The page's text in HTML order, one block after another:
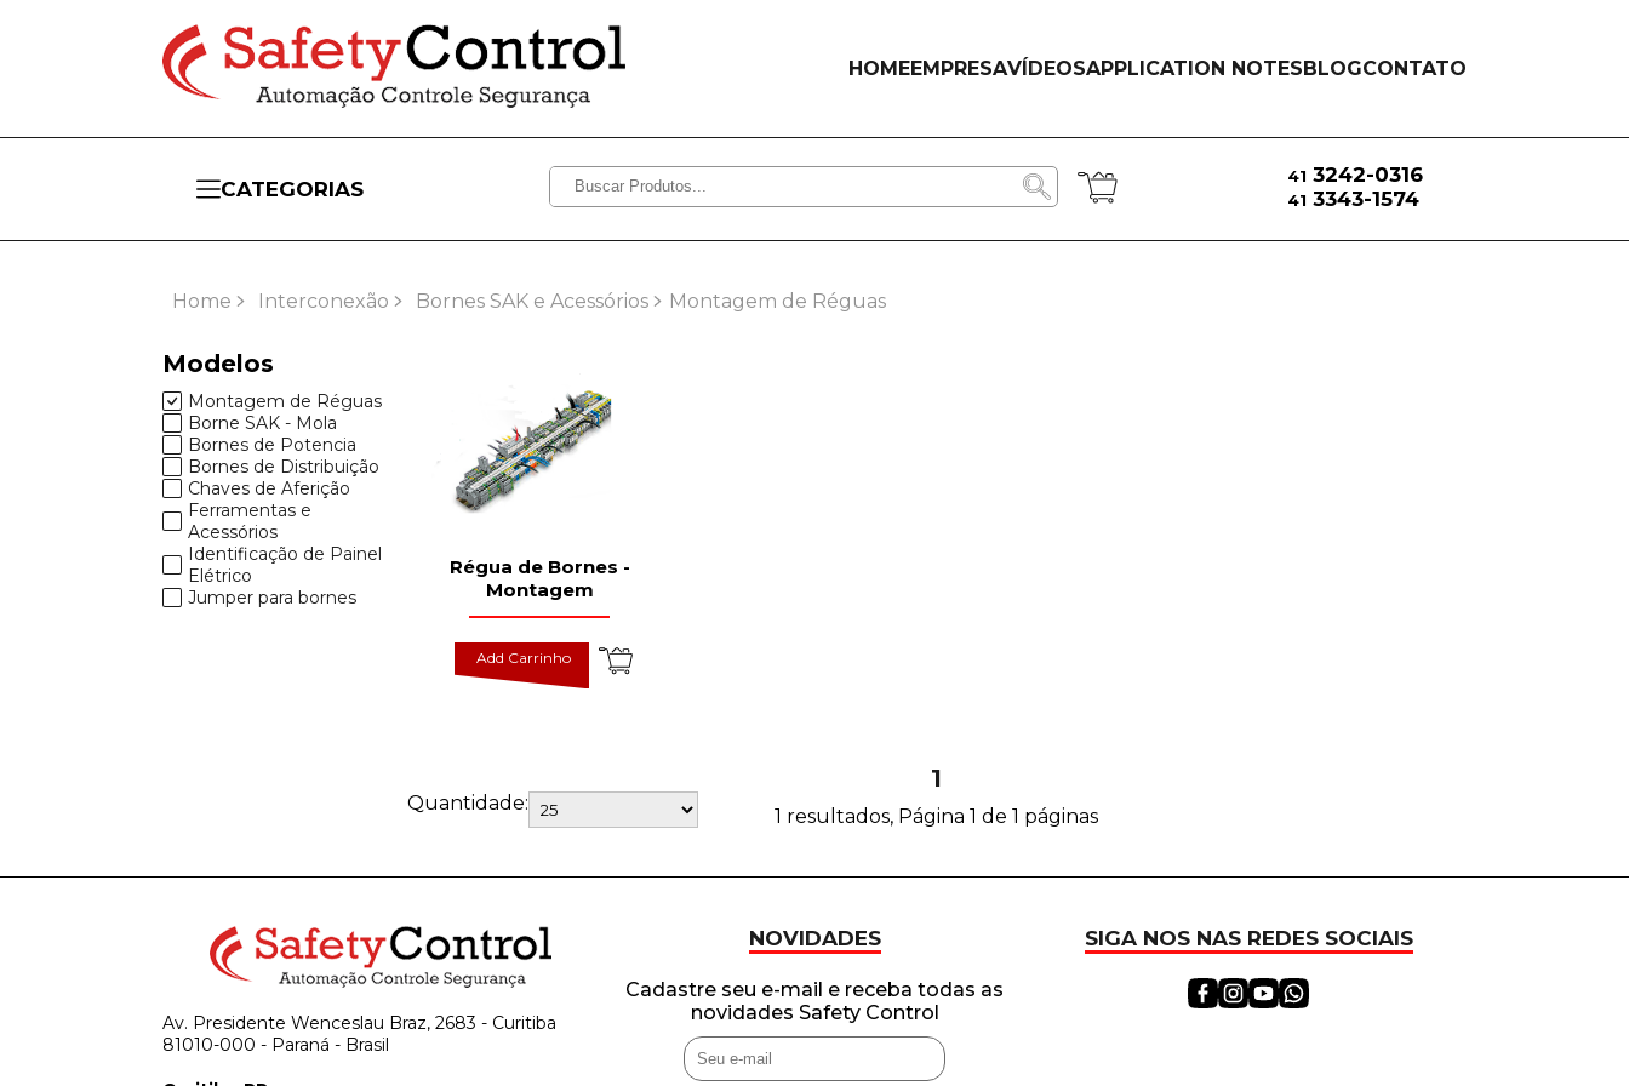
HOMEEMPRESAVÍDEOSAPPLICATION NOTESBLOGCONTATO
CATEGORIAS
41 3242-0316
41 3343-1574
Home Interconexão Bornes SAK e Acessórios Montagem de Réguas
Modelos
Montagem de Réguas
Borne SAK - Mola
Bornes de Potencia
Bornes de Distribuição
Chaves de Aferição
Ferramentas e
Acessórios
Identificação de Painel
Elétrico
Jumper para bornes
Régua de Bornes -
Montagem
Add Carrinho
1
1 resultados, Página 1 de 1 páginas
Quantidade:
Av. Presidente Wenceslau Braz, 2683 - Curitiba
81010-000 - Paraná - Brasil
NOVIDADES
Cadastre seu e-mail e receba todas as
novidades Safety Control
SIGA NOS NAS REDES SOCIAIS